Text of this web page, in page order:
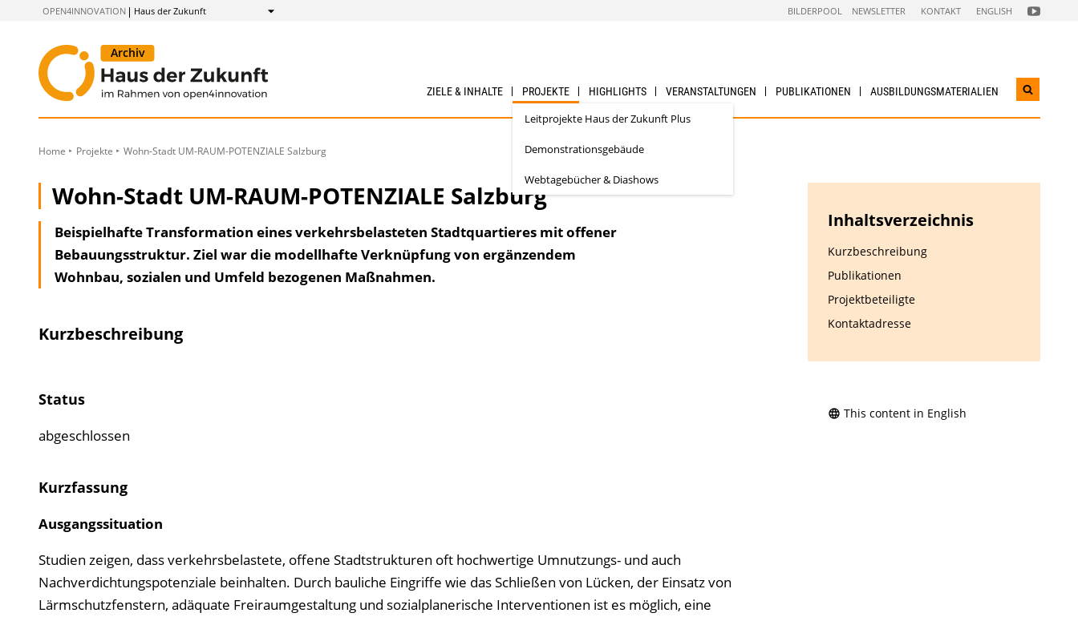
OPEN4INNOVATION Haus der Zukunft
Anzeigen
BILDERPOOL NEWSLETTER KONTAKT ENGLISH FOLGEN
SIE
ZIELE & INHALTE PROJEKTE
Leitprojekte Haus der Zukunft Plus
Demonstrationsgebäude
Webtagebücher & Diashows
HIGHLIGHTS VERANSTALTUNGEN PUBLIKATIONEN AUSBILDUNGS­MATERIALIEN
Home Projekte Wohn-Stadt UM-RAUM-POTENZIALE Salzburg
Wohn-Stadt UM-RAUM-POTENZIALE Salzburg
Beispielhafte Transformation eines verkehrsbelasteten Stadtquartieres mit offener
Bebauungsstruktur. Ziel war die modellhafte Verknüpfung von ergänzendem
Wohnbau, sozialen und Umfeld bezogenen Maßnahmen.
Kurzbeschreibung
Status
abgeschlossen
Kurzfassung
Ausgangssituation
Studien zeigen, dass verkehrsbelastete, offene Stadtstrukturen oft hochwertige Umnutzungs- und auch
Nachverdichtungspotenziale beinhalten. Durch bauliche Eingriffe wie das Schließen von Lücken, der Einsatz von
Lärmschutzfenstern, adäquate Freiraumgestaltung und sozialplanerische Interventionen ist es möglich, eine
Inhaltsverzeichnis
Kurzbeschreibung
Publikationen
Projektbeteiligte
Kontaktadresse
This content in English